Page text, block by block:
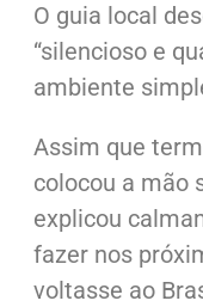
O guia local
“silencioso e
ambiente
Assim que
colocou a mão
explicou
fazer nos
voltasse ao